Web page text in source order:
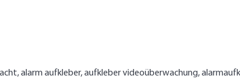
alarm aufkleber, aufkleber videoüberwachung,